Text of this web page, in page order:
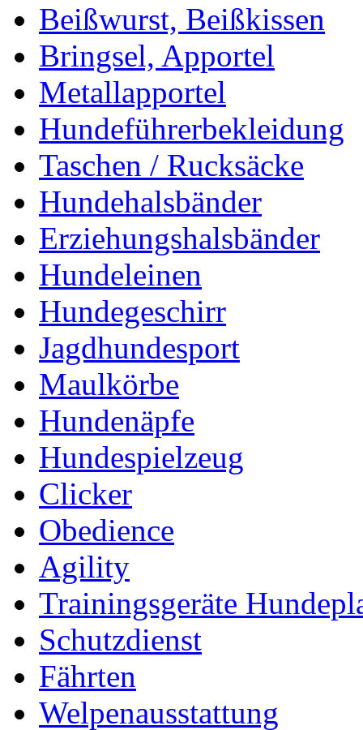
Beißwurst, Beißkissen
Bringsel, Apportel
Metallapportel
Hundeführerbekleidung
Taschen / Rucksäcke
Hundehalsbänder
Erziehungshalsbänder
Hundeleinen
Hundegeschirr
Jagdhundesport
Maulkörbe
Hundenäpfe
Hundespielzeug
Clicker
Obedience
Agility
Trainingsgeräte
Schutzdienst
Fährten
Welpenausstattung